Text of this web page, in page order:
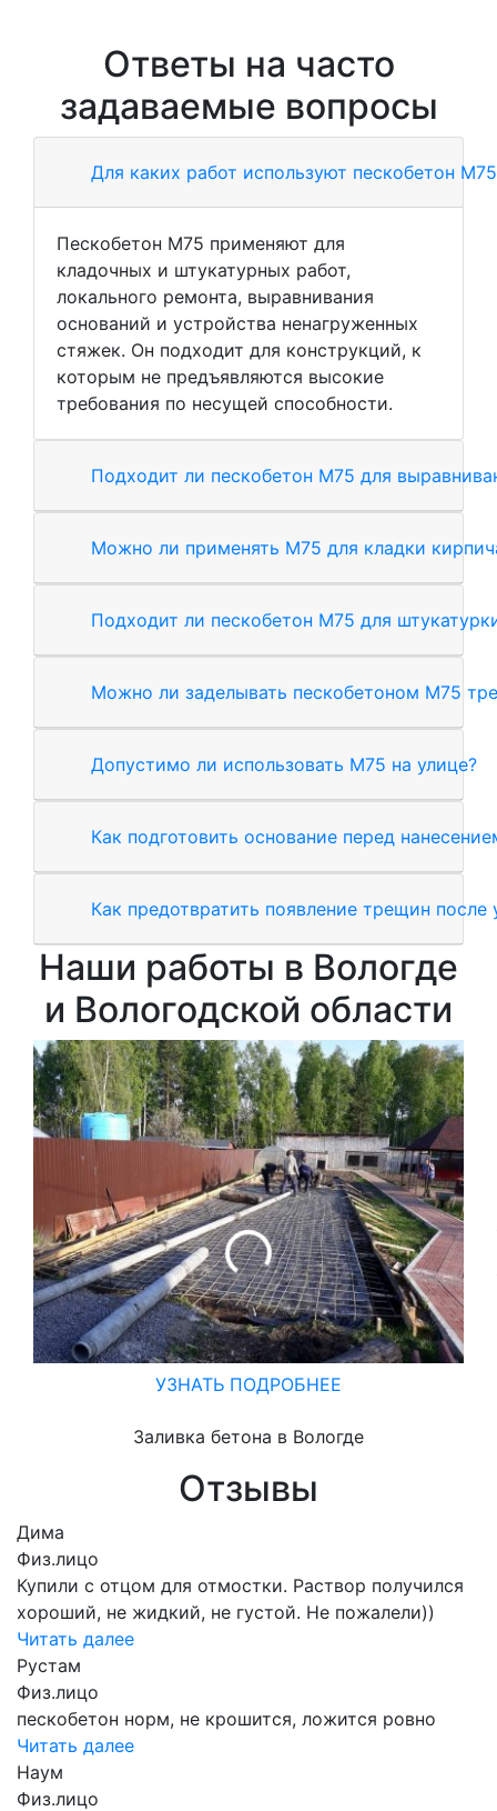
Ответы на часто
задаваемые вопросы
Для каких работ используют пескобетон
Пескобетон М75 применяют для
кладочных и штукатурных работ,
локального ремонта, выравнивания
оснований и устройства ненагруженных
стяжек. Он подходит для конструкций, к
которым не предъявляются высокие
требования по несущей способности.
Подходит ли пескобетон М75 для
Можно ли применять М75 для кладки
Подходит ли пескобетон М75 для
Можно ли заделывать пескобетоном М75
Допустимо ли использовать М75 на улице?
Как подготовить основание перед
Как предотвратить появление трещин после
Наши работы в Вологде
и Вологодской области
УЗНАТЬ ПОДРОБНЕЕ
Заливка бетона в Вологде
Отзывы
Дима
Физ.лицо
Купили с отцом для отмостки. Раствор получился
хороший, не жидкий, не густой. Не пожалели))
Читать далее
Рустам
Физ.лицо
пескобетон норм, не крошится, ложится ровно
Читать далее
Наум
Физ.лицо